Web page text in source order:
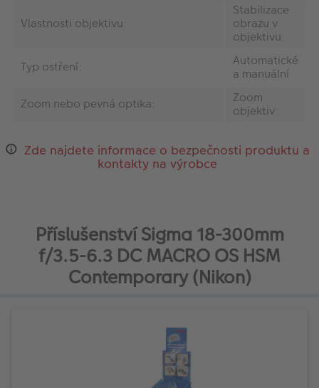
Vlastnosti objektivu:
Stabilizace
obrazu v
objektivu
Typ ostření:
Automatické
a manuální
Zoom nebo pevná optika:
Zoom
objektiv
Zde najdete informace o bezpečnosti produktu a
kontakty na výrobce
Příslušenství Sigma 18-300mm
f/3.5-6.3 DC MACRO OS HSM
Contemporary (Nikon)